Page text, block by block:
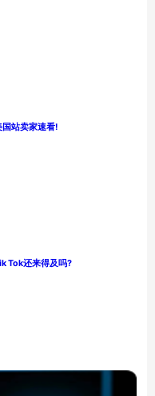
站卖家速看!
Tok还来得及吗?